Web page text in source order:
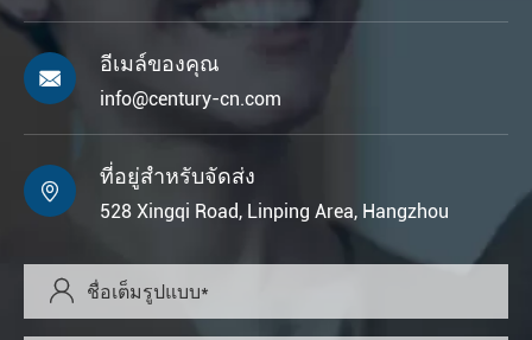

อีเมล์ของคุณ
info@century-cn.com

ที่อยู่สำหรับจัดส่ง
528 Xingqi Road, Linping Area, Hangzhou
